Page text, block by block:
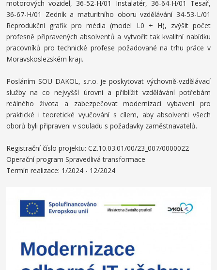
motorových vozidel, 36-52-H/01 Instalatér, 36-64-H/01 Tesař,
36-67-H/01 Zedník a maturitního oboru vzdělávání 34-53-L/01
Reprodukční grafik pro média (model L0 + H), zvýšit počet
profesně připravených absolventů a vytvořit tak kvalitní nabídku
pracovníků pro technické profese požadované na trhu práce v
Moravskoslezském kraji.
Posláním SOU DAKOL, s.r.o. je poskytovat výchovně-vzdělávací
služby na co nejvyšší úrovni a přiblížit vzdělávání potřebám
reálného života a zabezpečovat modernizaci vybavení pro
praktické i teoretické vyučování s cílem, aby absolventi všech
oborů byli připraveni v souladu s požadavky zaměstnavatelů.
Registrační číslo projektu:CZ.10.03.01/00/23_007/0000022
Operační program Spravedlivá transformace
Termín realizace: 1/2024 - 12/2024